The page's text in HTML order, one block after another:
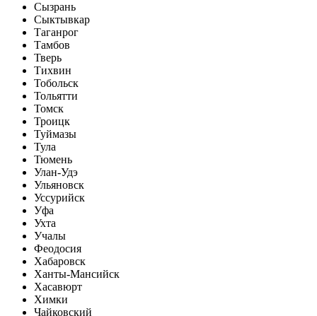
Сызрань
Сыктывкар
Таганрог
Тамбов
Тверь
Тихвин
Тобольск
Тольятти
Томск
Троицк
Туймазы
Тула
Тюмень
Улан-Удэ
Ульяновск
Уссурийск
Уфа
Ухта
Учалы
Феодосия
Хабаровск
Ханты-Мансийск
Хасавюрт
Химки
Чайковский